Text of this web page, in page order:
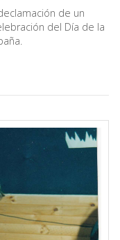
de un
del Día de la